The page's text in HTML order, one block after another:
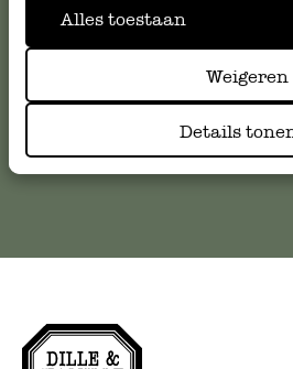
Alles toestaan
Weigeren
Details
nos réponses aux
serviceclientele@dille-